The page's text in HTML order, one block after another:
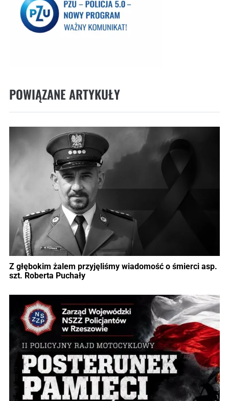
POWIĄZANE ARTYKUŁY
Z głębokim żalem przyjęliśmy wiadomość o śmierci asp.
szt. Roberta Puchały